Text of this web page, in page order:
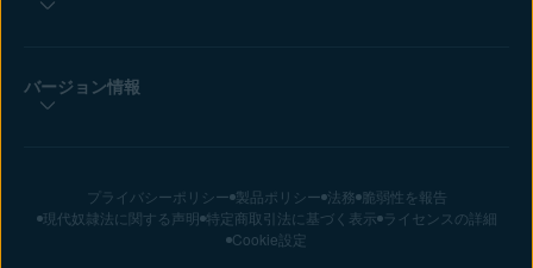
バージョン情報
プライバシーポリシー 製品ポリシー 法務 脆弱性を報告
現代奴隷法に関する声明 特定商取引法に基づく表示 ライセンスの詳細
Cookie設定